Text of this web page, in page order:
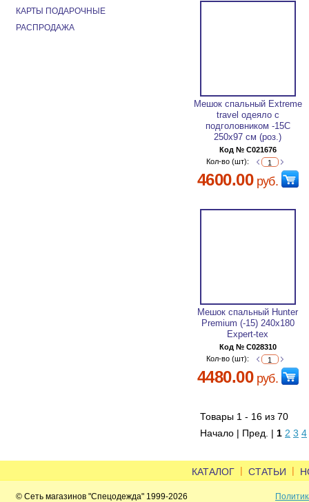
Мешок спальный Extreme
travel одеяло с
подголовником -15С
250х97 см (роз.)
Код № C021676
Кол-во (шт):
4600.00руб.
Мешок спальный Hunter
Premium (-15) 240х180
Expert-tex
Код № C028310
Кол-во (шт):
4480.00руб.
Товары 1 - 16 из 70
Начало | Пред. | 1 2 3 4
КАРТЫ ПОДАРОЧНЫЕ
РАСПРОДАЖА
КАТАЛОГ | СТАТЬИ |
© Сеть магазинов "Спецодежда" 1999-2026